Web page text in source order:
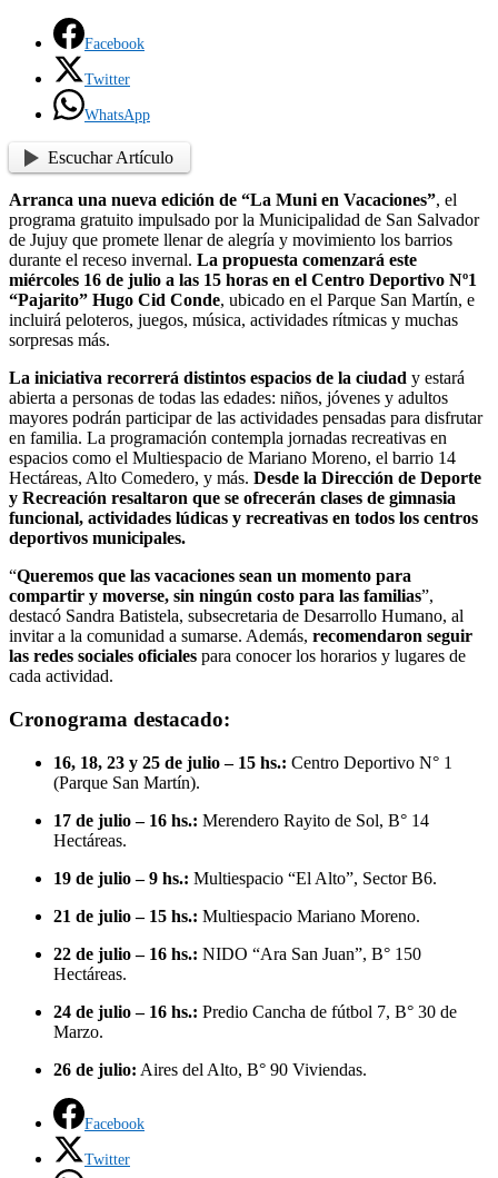
Facebook
Twitter
WhatsApp
Escuchar Artículo
Arranca una nueva edición de “La Muni en Vacaciones”, el
programa gratuito impulsado por la Municipalidad de San Salvador
de Jujuy que promete llenar de alegría y movimiento los barrios
durante el receso invernal. La propuesta comenzará este
miércoles 16 de julio a las 15 horas en el Centro Deportivo Nº1
“Pajarito” Hugo Cid Conde, ubicado en el Parque San Martín, e
incluirá peloteros, juegos, música, actividades rítmicas y muchas
sorpresas más.
La iniciativa recorrerá distintos espacios de la ciudad y estará
abierta a personas de todas las edades: niños, jóvenes y adultos
mayores podrán participar de las actividades pensadas para disfrutar
en familia. La programación contempla jornadas recreativas en
espacios como el Multiespacio de Mariano Moreno, el barrio 14
Hectáreas, Alto Comedero, y más. Desde la Dirección de Deporte
y Recreación resaltaron que se ofrecerán clases de gimnasia
funcional, actividades lúdicas y recreativas en todos los centros
deportivos municipales.
“Queremos que las vacaciones sean un momento para
compartir y moverse, sin ningún costo para las familias”,
destacó Sandra Batistela, subsecretaria de Desarrollo Humano, al
invitar a la comunidad a sumarse. Además, recomendaron seguir
las redes sociales oficiales para conocer los horarios y lugares de
cada actividad.
Cronograma destacado:
16, 18, 23 y 25 de julio – 15 hs.: Centro Deportivo N° 1
(Parque San Martín).
17 de julio – 16 hs.: Merendero Rayito de Sol, B° 14
Hectáreas.
19 de julio – 9 hs.: Multiespacio “El Alto”, Sector B6.
21 de julio – 15 hs.: Multiespacio Mariano Moreno.
22 de julio – 16 hs.: NIDO “Ara San Juan”, B° 150
Hectáreas.
24 de julio – 16 hs.: Predio Cancha de fútbol 7, B° 30 de
Marzo.
26 de julio: Aires del Alto, B° 90 Viviendas.
Facebook
Twitter